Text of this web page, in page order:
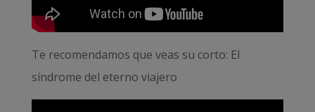
Te recomendamos que veas su corto: El
síndrome del eterno viajero